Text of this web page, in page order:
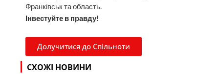
Франківськ та область.
Інвестуйте в правду!
Долучитися до Спільноти
СХОЖІ НОВИНИ